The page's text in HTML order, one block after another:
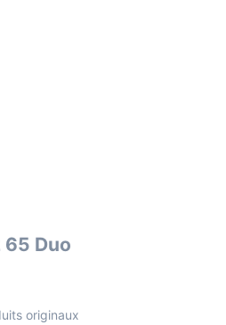
65 Duo
originaux